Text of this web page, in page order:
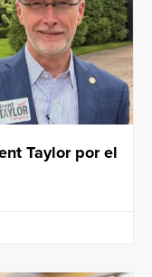
Taylor por el